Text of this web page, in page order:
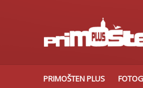
PRIMOŠTEN PLUS